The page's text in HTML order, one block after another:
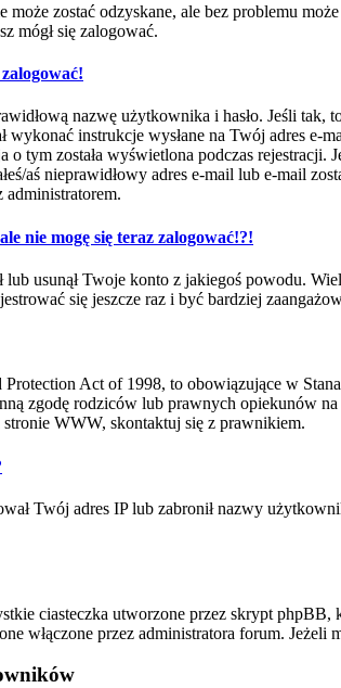
zostać odzyskane, ale bez problemu
mógł się zalogować.
nazwę użytkownika i hasło. Jeśli tak,
wykonać instrukcje wysłane na Twój adres
o tym została wyświetlona podczas
aś nieprawidłowy adres e-mail lub e-mail
administratorem.
nie mogę się teraz zalogować!?!
usunął Twoje konto z jakiegoś powodu.
się jeszcze raz i być bardziej
Act of 1998, to obowiązujące w
zgodę rodziców lub prawnych opiekunów
WWW, skontaktuj się z prawnikiem.
Twój adres IP lub zabronił nazwy
ciasteczka utworzone przez skrypt
włączone przez administratora forum.